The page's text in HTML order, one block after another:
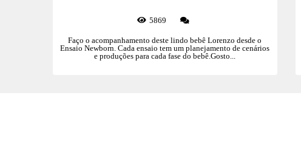
5869
Faço o acompanhamento deste lindo bebê Lorenzo desde o
Ensaio Newborn. Cada ensaio tem um planejamento de cenários
e produções para cada fase do bebê.Gosto...